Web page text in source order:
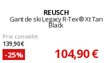
REUSCH
Gant de ski Legacy R-Tex® Xt Tan
Black
Prix conseillé
139,90 €
-25% 104,90 €